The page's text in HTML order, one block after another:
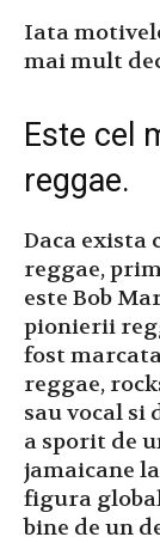
Iata
mai mult
Este cel
reggae.
Daca exista
reggae,
este Bob
pionierii
fost
reggae,
sau vocal si
a sporit de
jamaicane
figura
bine de un